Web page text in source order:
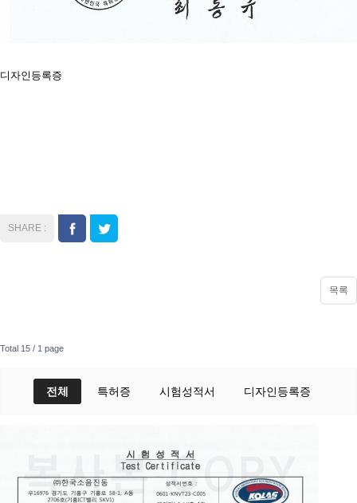
디자인등록증
목록
Total 15 / 1 page
전체 특허증 시험성적서 디자인등록증